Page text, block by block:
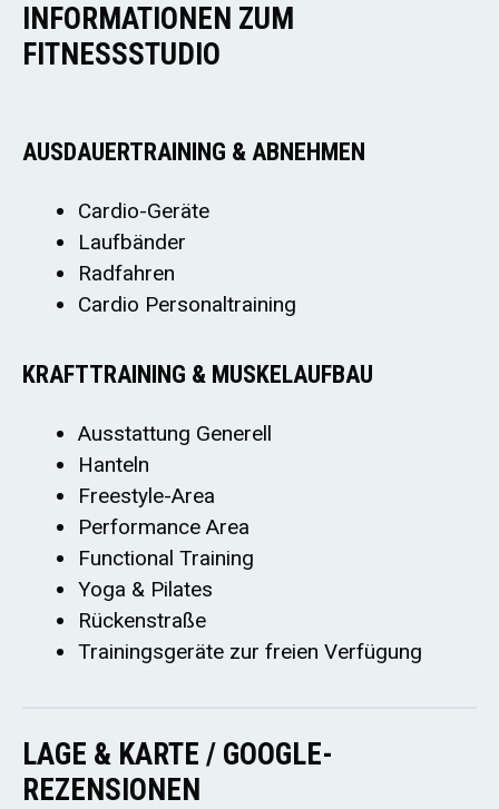
INFORMATIONEN ZUM
FITNESSSTUDIO
AUSDAUERTRAINING & ABNEHMEN
Cardio-Geräte
Laufbänder
Radfahren
Cardio Personaltraining
KRAFTTRAINING & MUSKELAUFBAU
Ausstattung Generell
Hanteln
Freestyle-Area
Performance Area
Functional Training
Yoga & Pilates
Rückenstraße
Trainingsgeräte zur freien Verfügung
LAGE & KARTE / GOOGLE-
REZENSIONEN